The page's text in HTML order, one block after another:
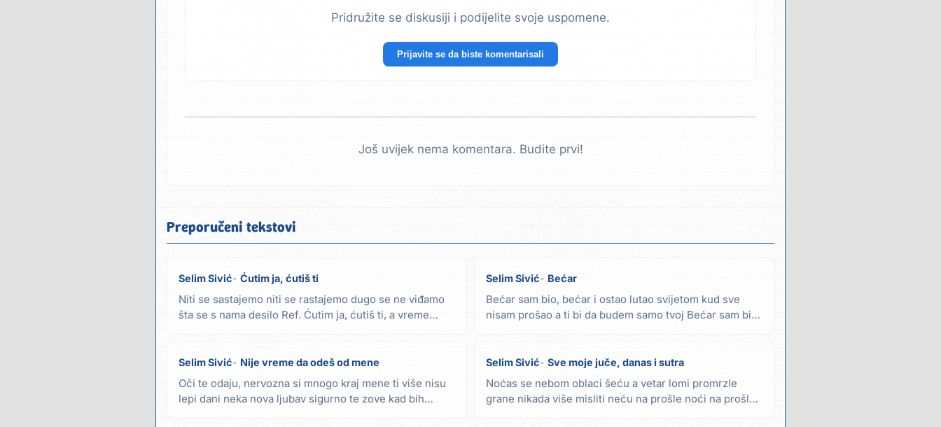
Pridružite se diskusiji i podijelite svoje uspomene.
Prijavite se da biste komentarisali
Još uvijek nema komentara. Budite prvi!
Preporučeni tekstovi
Selim Sivić Ćutim ja, ćutiš ti
Niti se sastajemo niti se rastajemo dugo se ne viđamo
šta se s nama desilo Ref. Ćutim ja, ćutiš ti, a vreme
Selim Sivić Bećar
Bećar sam bio, bećar i ostao lutao svijetom kud sve
nisam prošao a ti bi da budem samo tvoj Bećar sam bio,
Selim Sivić Nije vreme da odeš od mene
Oči te odaju, nervozna si mnogo kraj mene ti više nisu
lepi dani neka nova ljubav sigurno te zove kad bih
Selim Sivić Sve moje juče, danas i sutra
Noćas se nebom oblaci šeću a vetar lomi promrzle
grane nikada više misliti neću na prošle noći na prošle